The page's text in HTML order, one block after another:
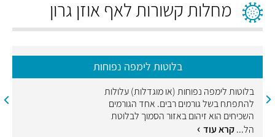
מחלות קשורות לאף אוזן גרון
בלוטות לימפה נפוחות
בלוטות לימפה נפוחות (או מוגדלות) עלולות
להתפתח בשל גורמים רבים. אחד הגורמים
השכיחים הוא זיהום באזור הסמוך לבלוטת
הל...קרא עוד